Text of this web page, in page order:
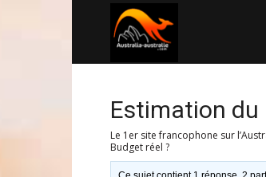
Estimation du
Le 1er site francophone sur
Budget réel ?